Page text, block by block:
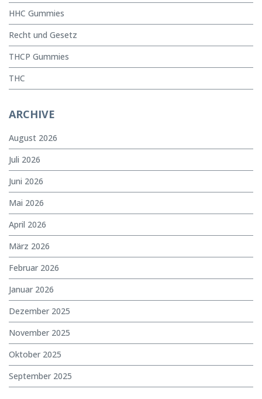
HHC Gummies
Recht und Gesetz
THCP Gummies
THC
ARCHIVE
August 2026
Juli 2026
Juni 2026
Mai 2026
April 2026
März 2026
Februar 2026
Januar 2026
Dezember 2025
November 2025
Oktober 2025
September 2025